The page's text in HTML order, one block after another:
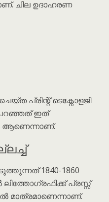
ചില ഉദാഹരണ
പ്രിന്റ് ടെക്നോളജി
ഇത്
ആണെന്നാണ്.
1840-1860
ലിത്തോഗ്രഫിക്ക് പ്രസ്സ്
മാത്രമാണെന്നാണ്.